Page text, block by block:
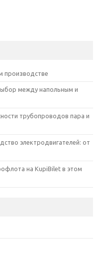
производстве
между напольным и
трубопроводов пара и
электродвигателей: от
на KupiBilet в этом